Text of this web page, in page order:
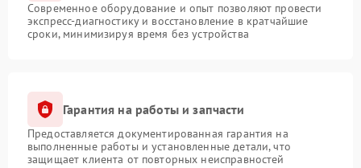
Современное оборудование и опыт позволяют провести
экспресс-диагностику и восстановление в кратчайшие
сроки, минимизируя время без устройства
Гарантия на работы и запчасти
Предоставляется документированная гарантия на
выполненные работы и установленные детали, что
защищает клиента от повторных неисправностей